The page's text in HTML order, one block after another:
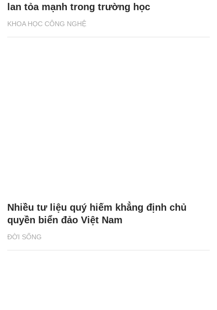
KHOA HỌC CÔNG NGHỆ
lan tỏa mạnh trong trường học
ĐỜI SỐNG
Nhiều tư liệu quý hiếm khẳng định chủ
quyền biển đảo Việt Nam